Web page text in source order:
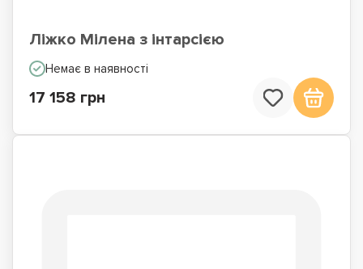
Ліжко Мілена з інтарсією
Немає в наявності
17 158 грн